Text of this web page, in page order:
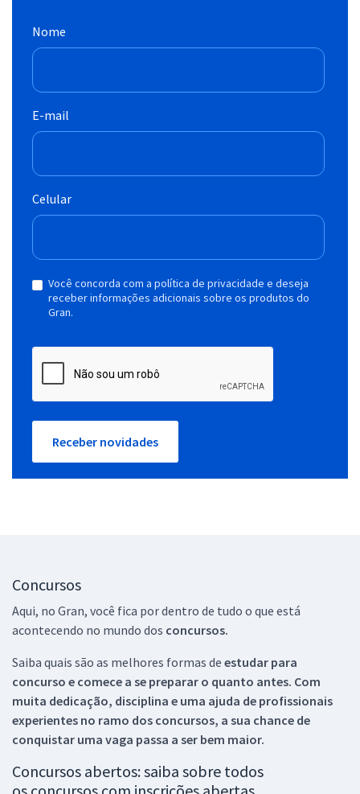
Nome
E-mail
Celular
Você concorda com a política de privacidade e deseja
receber informações adicionais sobre os produtos do
Gran.
Receber novidades
Concursos
Aqui, no Gran, você fica por dentro de tudo o que está
acontecendo no mundo dos concursos.
Saiba quais são as melhores formas de estudar para
concurso e comece a se preparar o quanto antes. Com
muita dedicação, disciplina e uma ajuda de profissionais
experientes no ramo dos concursos, a sua chance de
conquistar uma vaga passa a ser bem maior.
Concursos abertos: saiba sobre todos